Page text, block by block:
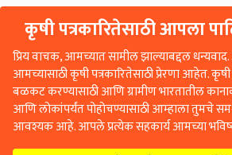
कृषी पत्रकारितेसाठी आपला
प्रिय वाचक, आमच्यात सामील झाल्याबद्दल
आमच्यासाठी कृषी पत्रकारितेसाठी प्रेरणा आहेत.
बळकट करण्यासाठी आणि ग्रामीण भारतातील
आणि लोकांपर्यंत पोहोचण्यासाठी आम्हाला तुमचे
आवश्यक आहे. आपले प्रत्येक सहकार्य आमच्या